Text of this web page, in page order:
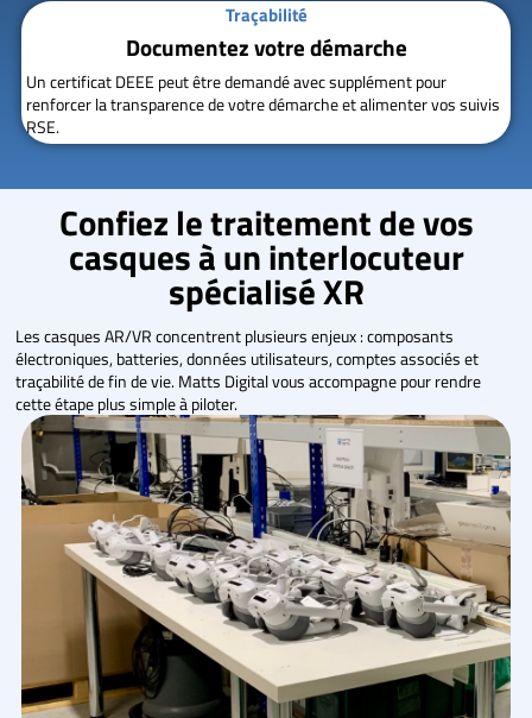
Traçabilité
Documentez votre démarche
Un certificat DEEE peut être demandé avec supplément pour
renforcer la transparence de votre démarche et alimenter vos suivis
RSE.
Confiez le traitement de vos
casques à un interlocuteur
spécialisé XR
Les casques AR/VR concentrent plusieurs enjeux : composants
électroniques, batteries, données utilisateurs, comptes associés et
traçabilité de fin de vie. Matts Digital vous accompagne pour rendre
cette étape plus simple à piloter.